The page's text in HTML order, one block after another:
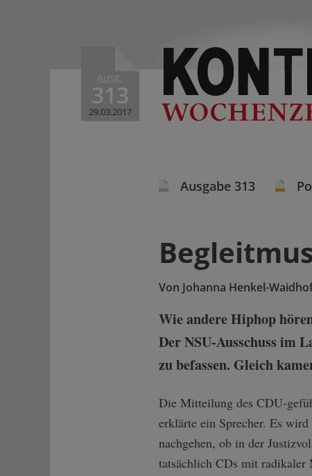
Ausg.
313
29.03.2017
Ausgabe 313
Von Johanna Henkel-
Wie andere Hiphop
Der NSU-Ausschuss im
zu befassen. Gleich
Die Mitteilung des CDU-
erklärte ein Sprecher. Es
nachgehen, ob in der
tatsächlich CDs mit radikaler